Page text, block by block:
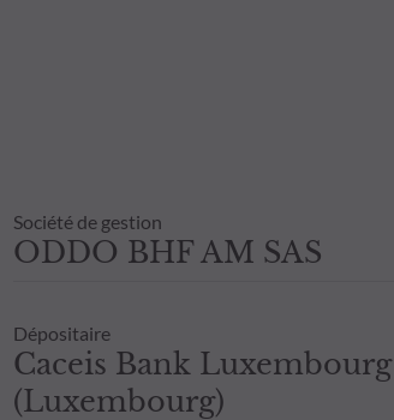
Société de gestion
ODDO BHF AM SAS
Dépositaire
Caceis Bank Luxembourg
(Luxembourg)